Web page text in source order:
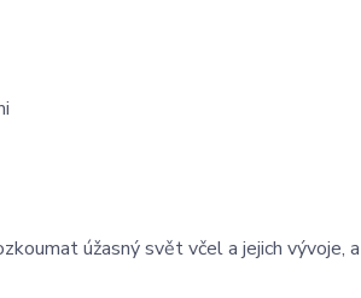
úžasný svět včel a jejich vývoje,